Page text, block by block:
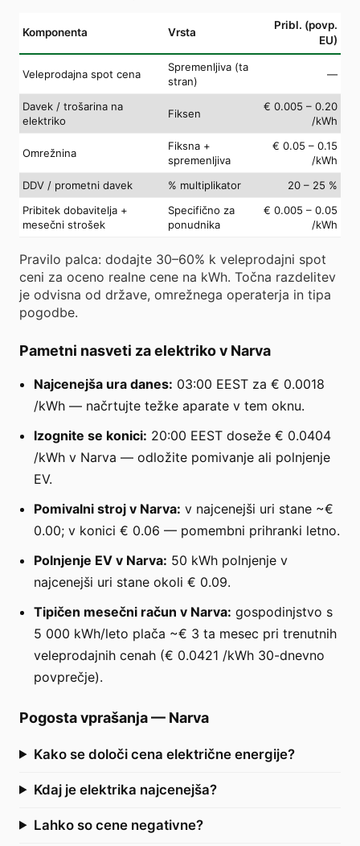
Komponenta Vrsta
Pribl. (povp.
EU)
Veleprodajna spot cena
Spremenljiva (ta
stran)
—
Davek / trošarina na
elektriko
Fiksen
€ 0.005 – 0.20
/kWh
Omrežnina
Fiksna +
spremenljiva
€ 0.05 – 0.15
/kWh
DDV / prometni davek
% multiplikator
20 – 25 %
Pribitek dobavitelja +
mesečni strošek
Specifično za
ponudnika
€ 0.005 – 0.05
/kWh
Pravilo palca: dodajte 30–60% k veleprodajni spot
ceni za oceno realne cene na kWh. Točna razdelitev
je odvisna od države, omrežnega operaterja in tipa
pogodbe.
Pametni nasveti za elektriko v Narva
Najcenejša ura danes: 03:00 EEST za € 0.0018
/kWh — načrtujte težke aparate v tem oknu.
Izognite se konici: 20:00 EEST doseže € 0.0404
/kWh v Narva — odložite pomivanje ali polnjenje
EV.
Pomivalni stroj v Narva: v najcenejši uri stane ~€
0.00; v konici € 0.06 — pomembni prihranki letno.
Polnjenje EV v Narva: 50 kWh polnjenje v
najcenejši uri stane okoli € 0.09.
Tipičen mesečni račun v Narva: gospodinjstvo s
5 000 kWh/leto plača ~€ 3 ta mesec pri trenutnih
veleprodajnih cenah (€ 0.0421 /kWh 30-dnevno
povprečje).
Pogosta vprašanja— Narva
Kako se določi cena električne energije?
Kdaj je elektrika najcenejša?
Lahko so cene negativne?